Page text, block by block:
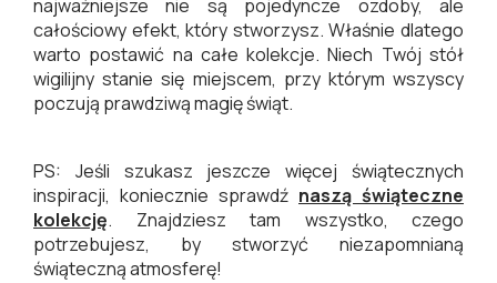
najważniejsze nie są pojedyncze ozdoby, ale
całościowy efekt, który stworzysz. Właśnie dlatego
warto postawić na całe kolekcje. Niech Twój stół
wigilijny stanie się miejscem, przy którym wszyscy
poczują prawdziwą magię świąt.
PS: Jeśli szukasz jeszcze więcej świątecznych
inspiracji, koniecznie sprawdź naszą świąteczne
kolekcję. Znajdziesz tam wszystko, czego
potrzebujesz, by stworzyć niezapomnianą
świąteczną atmosferę!